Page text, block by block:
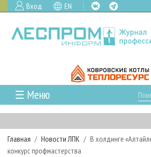
Вход EN
☰ Меню
ГЛАВНАЯ
РУБРИКИ И ТЕМЫ
РУБРИКИ ЖУРНАЛА
НОВОСТИ
Главная Новости ЛПК
В холдинге
конкурс профмастерства